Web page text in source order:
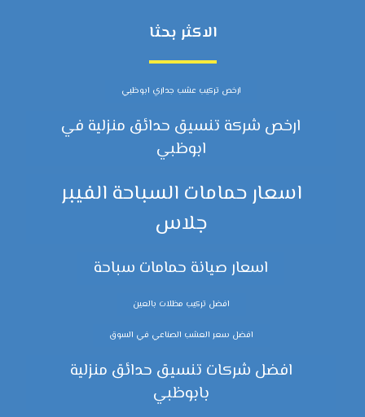
الاكثر بحثا
ارخص تركيب عشب جداري ابوظبي
ارخص شركة تنسيق حدائق منزلية في
ابوظبي
اسعار حمامات السباحة الفيبر
جلاس
اسعار صيانة حمامات سباحة
افضل تركيب مظلات بالعين
افضل سعر العشب الصناعي في السوق
افضل شركات تنسيق حدائق منزلية
بابوظبي